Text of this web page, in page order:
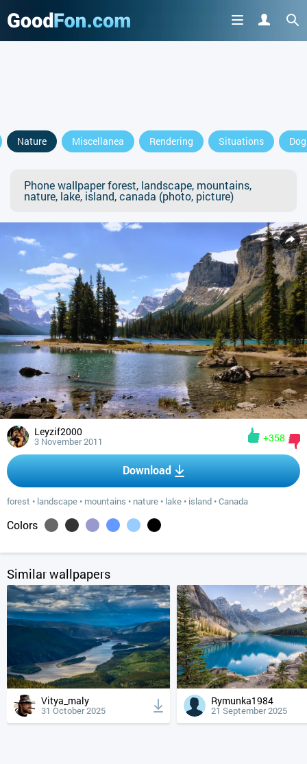
Nature Miscellanea Rendering Situations Dog
Phone wallpaper forest, landscape, mountains,
nature, lake, island, canada (photo, picture)
Leyzif2000
3 November 2011 +358
Download
forest • landscape • mountains • nature • lake • island •Canada
Colors
Similar wallpapers
Vitya_maly
31 October 2025
Rymunka1984
21 September 2025